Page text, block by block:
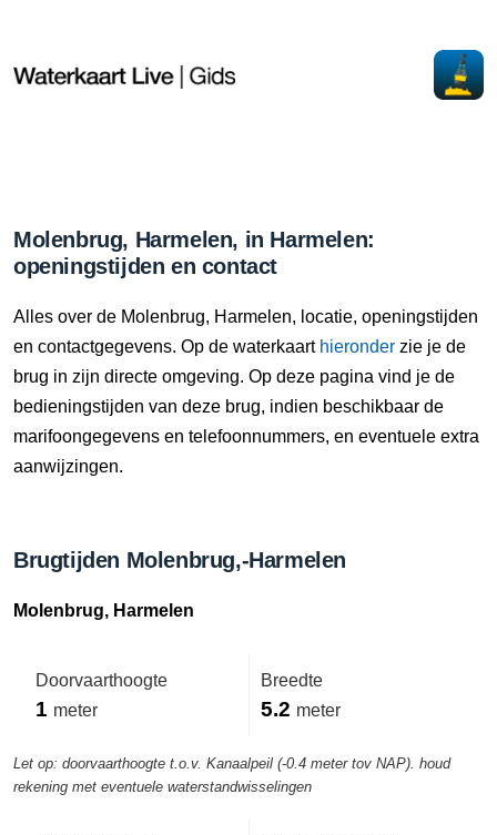
Molenbrug, Harmelen, in Harmelen:
openingstijden en contact
Alles over de Molenbrug, Harmelen, locatie, openingstijden
en contactgegevens. Op de waterkaart hieronder zie je de
brug in zijn directe omgeving. Op deze pagina vind je de
bedieningstijden van deze brug, indien beschikbaar de
marifoongegevens en telefoonnummers, en eventuele extra
aanwijzingen.
Brugtijden Molenbrug,-Harmelen
Molenbrug, Harmelen
Doorvaarthoogte
1 meter
Breedte
5.2 meter
Let op: doorvaarthoogte t.o.v. Kanaalpeil (-0.4 meter tov NAP). houd
rekening met eventuele waterstandwisselingen